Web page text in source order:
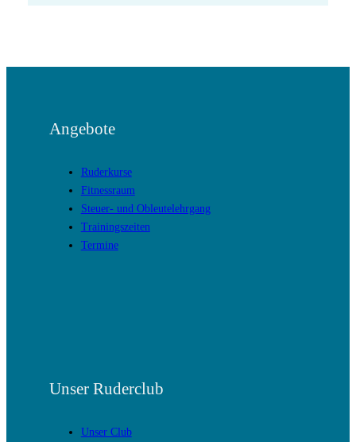
Angebote
Ruderkurse
Fitnessraum
Steuer- und Obleutelehrgang
Trainingszeiten
Termine
Unser Ruderclub
Unser Club